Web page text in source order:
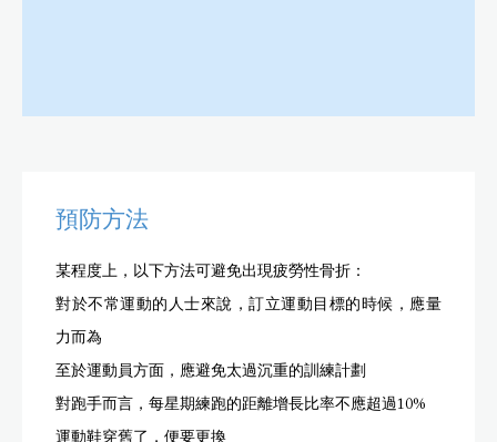
預防方法
某程度上，以下方法可避免出現疲勞性骨折：
對於不常運動的人士來說，訂立運動目標的時候，應量
力而為
至於運動員方面，應避免太過沉重的訓練計劃
對跑手而言，每星期練跑的距離增長比率不應超過10%
運動鞋穿舊了，便要更換